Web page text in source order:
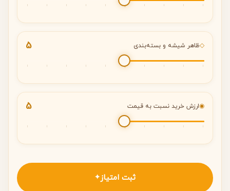
◇ظاهر شیشه و بسته‌بندی 5
◉ارزش خرید نسبت به قیمت 5
ثبت امتیاز ✦